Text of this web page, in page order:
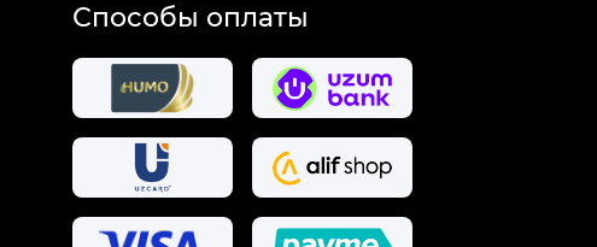
Способы оплаты